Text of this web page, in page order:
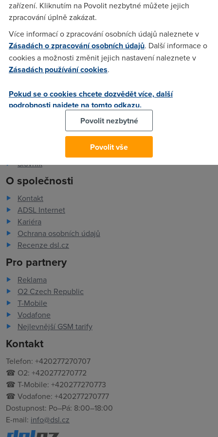
divokejbill(5.7.2007 09:57:23)
Samozřejmě bez švindlů
Pro zákazníky
Dostupnost internetu
Měření rychlosti internetu
FAQ - často kladené otázky
Slovník
O společnosti
Kontakt
ADSL Internet
Kariéra
Ochrana osobních údajů
Recenze dsl.cz
Pro partnery
Reklama
O2 Czech Republic
T-Mobile
Vodafone
Nejlevnější GSM tarify
Kontakt
Telefon: +420277270707
☎ O2: +420277270772
☎ T-Mobile: +420277270773
☎ Vodafone: +420277270777
Dostupnost: Po–Pá: 8:00–18:00
E-mail: info@dsl.cz
zařízení. Kliknutím na Povolit nezbytné můžete jejich
zpracování úplně zakázat.
Více informací o zpracování osobních údajů naleznete v
Zásadách o zpracování osobních údajů. Další informace o
cookies a možnosti změnit jejich nastavení naleznete v
Zásadách používání cookies.
Pokud se o cookies chcete dozvědět více, další
podrobnosti najdete na tomto odkazu.
Povolit nezbytné
Povolit vše